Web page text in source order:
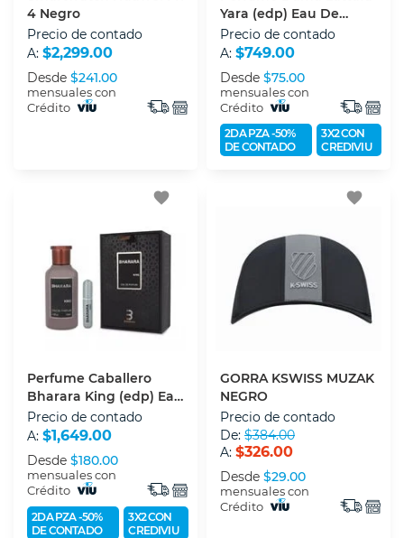
4 Negro
Precio de contado
A: $2,299.00
Desde $241.00
mensuales con
Crédito
Yara (edp) Eau De
Parfum 100 Ml
Precio de contado
A: $749.00
Desde $75.00
mensuales con
Crédito
2DA PZA -50%
DE CONTADO
3X2 CON
CREDIVIU
favorite
Perfume Caballero
Bharara King (edp) Eau
De Parfum 100 Ml
Precio de contado
A: $1,649.00
Desde $180.00
mensuales con
Crédito
2DA PZA -50%
DE CONTADO
3X2 CON
CREDIVIU
favorite
GORRA KSWISS MUZAK
NEGRO
Precio de contado
De: $384.00
A: $326.00
Desde $29.00
mensuales con
Crédito